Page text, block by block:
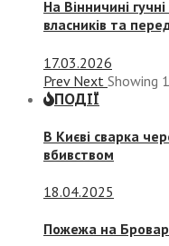
На Вінничині
власників та
17.03.2026
Prev Next Showing 1
ПОДІЇ
В Києві сварка
вбивством
18.04.2025
Пожежа на